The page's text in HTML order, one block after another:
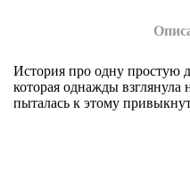
История про одну простую
которая однажды
пыталась к этому